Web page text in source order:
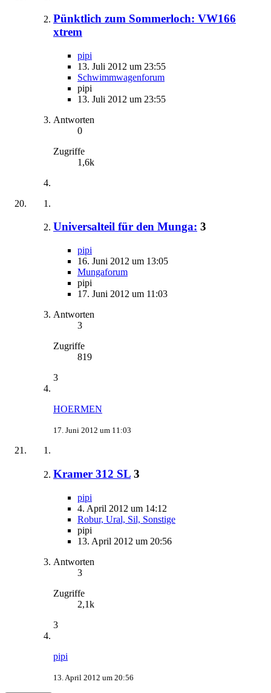
Pünktlich zum Sommerloch: VW166
xtrem
pipi
13. Juli 2012 um 23:55
Schwimmwagenforum
pipi
13. Juli 2012 um 23:55
Antworten
0
Zugriffe
1,6k
Universalteil für den Munga: 3
pipi
16. Juni 2012 um 13:05
Mungaforum
pipi
17. Juni 2012 um 11:03
Antworten
3
Zugriffe
819
3
HOERMEN
17. Juni 2012 um 11:03
Kramer 312 SL 3
pipi
4. April 2012 um 14:12
Robur, Ural, Sil, Sonstige
pipi
13. April 2012 um 20:56
Antworten
3
Zugriffe
2,1k
3
pipi
13. April 2012 um 20:56